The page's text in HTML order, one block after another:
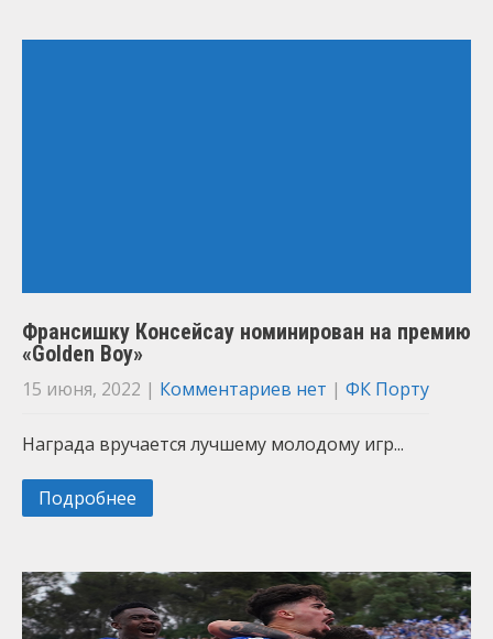
Франсишку Консейсау номинирован на премию
«Golden Boy»
15 июня, 2022 | Комментариев нет | ФК Порту
Награда вручается лучшему молодому игр...
Подробнее